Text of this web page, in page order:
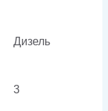
Дизель
3